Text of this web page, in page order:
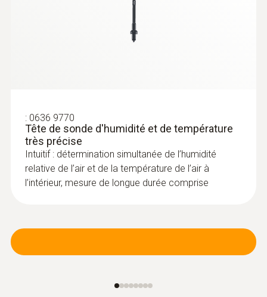
: 0636 9770
Tête de sonde d'humidité et de température
très précise
Intuitif : détermination simultanée de l’humidité
relative de l’air et de la température de l’air à
l’intérieur, mesure de longue durée comprise